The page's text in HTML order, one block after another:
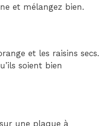
et mélangez bien.
et les raisins secs.
soient bien
une plaque à